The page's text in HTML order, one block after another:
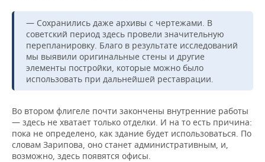
— Сохранились даже архивы с чертежами. В
советский период здесь провели значительную
перепланировку. Благо в результате исследований
мы выявили оригинальные стены и другие
элементы постройки, которые можно было
использовать при дальнейшей реставрации.
Во втором флигеле почти закончены внутренние работы
— здесь не хватает только отделки. И на то есть причина:
пока не определено, как здание будет использоваться. По
словам Зарипова, оно станет административным, и,
возможно, здесь появятся офисы.